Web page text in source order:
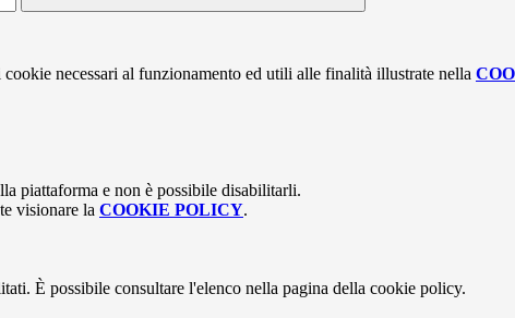
necessari al funzionamento ed utili alle finalità illustrate nella
piattaforma e non è possibile disabilitarli.
visionare la COOKIE POLICY.
È possibile consultare l'elenco nella pagina della cookie policy.